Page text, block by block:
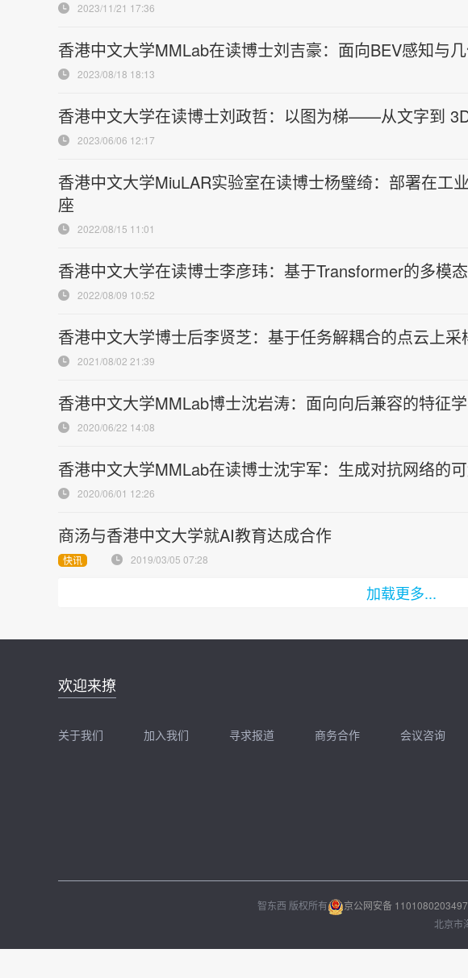
2023/11/21 17:36
香港中文大学MMLab在读博士刘吉豪：面向BEV感知与
2023/08/18 18:13
香港中文大学在读博士刘政哲：以图为梯——从文字到
2023/06/06 12:17
香港中文大学MiuLAR实验室在读博士杨璧绮：部署在工
座
2022/08/15 11:01
香港中文大学在读博士李彦玮：基于Transformer的多模
2022/08/09 10:52
香港中文大学博士后李贤芝：基于任务解耦合的点云上采
2021/08/02 21:39
香港中文大学MMLab博士沈岩涛：面向向后兼容的特征
2020/06/22 14:08
香港中文大学MMLab在读博士沈宇军：生成对抗网络的
2020/06/01 12:26
商汤与香港中文大学就AI教育达成合作
快讯 2019/03/05 07:28
加载更多...
欢迎来撩
关于我们 加入我们
扫码加我直接扔简历
寻求报道 商务合作
扫码加我直接开聊
会议咨询
智东西 版权所有 京公网安备
北京市